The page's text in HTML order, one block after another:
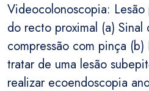
Videocolonoscopia:
do recto proximal (a) Sinal
compressão com pinça (b)
tratar de uma lesão
realizar ecoendoscopia